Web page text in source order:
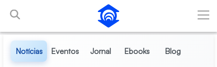
Pular para o Conteúdo principal
Notícias Eventos Jornal Ebooks Blog